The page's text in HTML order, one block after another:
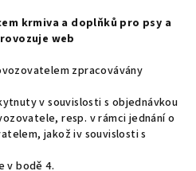
krmiva a doplňků pro psy a
web
zpracovávány
v souvislosti s objednávkou
resp. v rámci jednání o
jakož iv souvislosti s
v bodě 4.